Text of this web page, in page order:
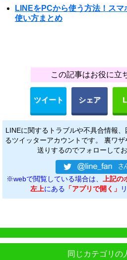
LINEをPCから使う方法！ス
使い方まとめ
この記事はお役に立
ツイート シェア
LINEに関するトラブルや不具合情報
るツイッターアカウントです。 裏ワ
送りするのでフォローして
※webで閲覧している場合は、
上記
左上にある 「アプリで開く」
同じカテゴリの